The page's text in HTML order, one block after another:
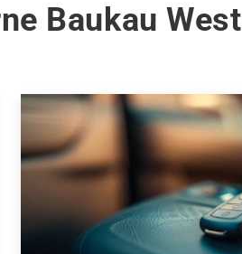
Baukau West